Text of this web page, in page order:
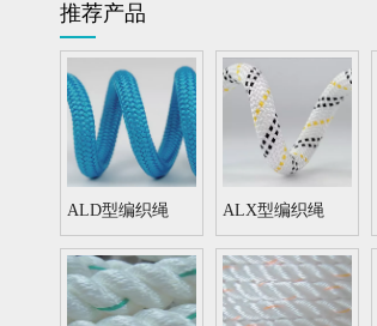
推荐产品
ALD型编织绳 ALX型编织绳